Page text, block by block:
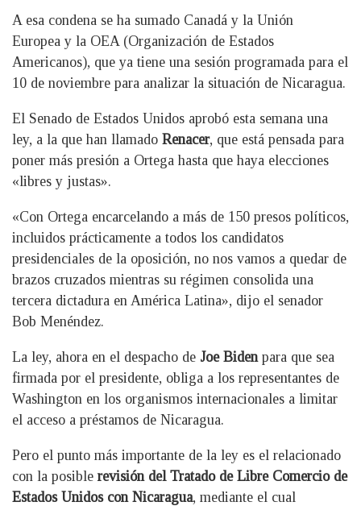
A esa condena se ha sumado Canadá y la Unión
Europea y la OEA (Organización de Estados
Americanos), que ya tiene una sesión programada para el
10 de noviembre para analizar la situación de Nicaragua.
El Senado de Estados Unidos aprobó esta semana una
ley, a la que han llamado Renacer, que está pensada para
poner más presión a Ortega hasta que haya elecciones
«libres y justas».
«Con Ortega encarcelando a más de 150 presos políticos,
incluidos prácticamente a todos los candidatos
presidenciales de la oposición, no nos vamos a quedar de
brazos cruzados mientras su régimen consolida una
tercera dictadura en América Latina», dijo el senador
Bob Menéndez.
La ley, ahora en el despacho de Joe Biden para que sea
firmada por el presidente, obliga a los representantes de
Washington en los organismos internacionales a limitar
el acceso a préstamos de Nicaragua.
Pero el punto más importante de la ley es el relacionado
con la posible revisión del Tratado de Libre Comercio de
Estados Unidos con Nicaragua, mediante el cual